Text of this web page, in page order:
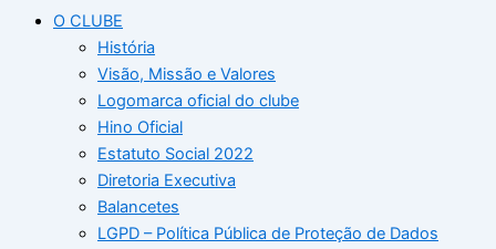
O CLUBE
História
Visão, Missão e Valores
Logomarca oficial do clube
Hino Oficial
Estatuto Social 2022
Diretoria Executiva
Balancetes
LGPD – Política Pública de Proteção de Dados